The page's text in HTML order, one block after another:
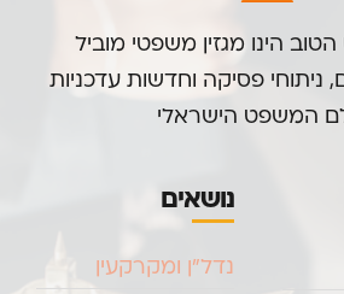
הינו מגזין משפטי מוביל
פסיקה וחדשות עדכניות
המשפט הישראלי
נושאים
נדל”ן ומקרקעין